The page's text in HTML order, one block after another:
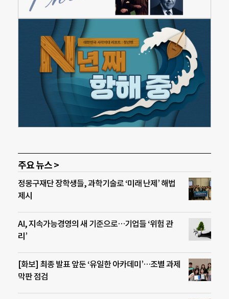
주요 뉴스 >
정몽구재단 장학생들, 과학기술로 ‘미래 난제’ 해법
제시
AI, 지속가능경영의 새 기준으로…기업들 ‘위험 관
리’
[화보] 최종 발표 앞둔 ‘유일한 아카데미’…조별 과제
막판 점검